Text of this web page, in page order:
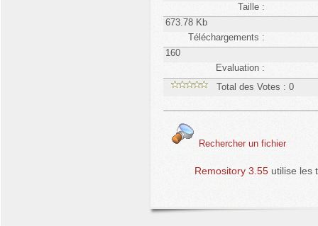
Taille :
673.78 Kb
Téléchargements :
160
Evaluation :
Total des Votes : 0
Rechercher un fichier
Remository 3.55utilise les